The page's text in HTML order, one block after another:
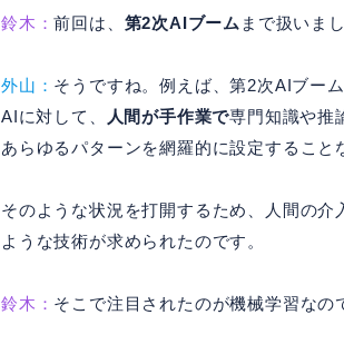
鈴木：前回は、 第2次AIブーム まで扱いま
外山： そうですね。例えば、第2次AIブーム
AIに対して、
人間が手作業で専門知識や推
あらゆるパターンを網羅的に設定すること
そのような状況を打開するため、人間の
ような技術が求められたのです。
鈴木： そこで注目されたのが機械学習なの